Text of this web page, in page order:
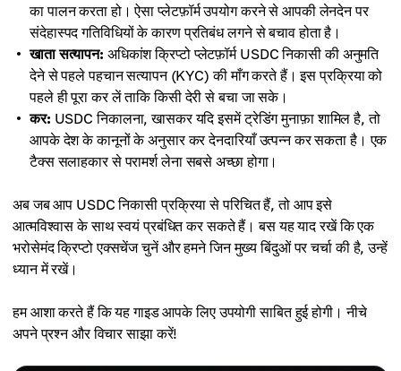
का पालन करता हो। ऐसा प्लेटफ़ॉर्म उपयोग करने से आपकी लेनदेन पर
संदेहास्पद गतिविधियों के कारण प्रतिबंध लगने से बचाव होता है।
खाता सत्यापन: अधिकांश क्रिप्टो प्लेटफ़ॉर्म USDC निकासी की अनुमति
देने से पहले पहचान सत्यापन (KYC) की माँग करते हैं। इस प्रक्रिया को
पहले ही पूरा कर लें ताकि किसी देरी से बचा जा सके।
कर: USDC निकालना, खासकर यदि इसमें ट्रेडिंग मुनाफ़ा शामिल है, तो
आपके देश के कानूनों के अनुसार कर देनदारियाँ उत्पन्न कर सकता है। एक
टैक्स सलाहकार से परामर्श लेना सबसे अच्छा होगा।
अब जब आप USDC निकासी प्रक्रिया से परिचित हैं, तो आप इसे
आत्मविश्वास के साथ स्वयं प्रबंधित कर सकते हैं। बस यह याद रखें कि एक
भरोसेमंद क्रिप्टो एक्सचेंज चुनें और हमने जिन मुख्य बिंदुओं पर चर्चा की है, उन्हें
ध्यान में रखें।
हम आशा करते हैं कि यह गाइड आपके लिए उपयोगी साबित हुई होगी। नीचे
अपने प्रश्न और विचार साझा करें!